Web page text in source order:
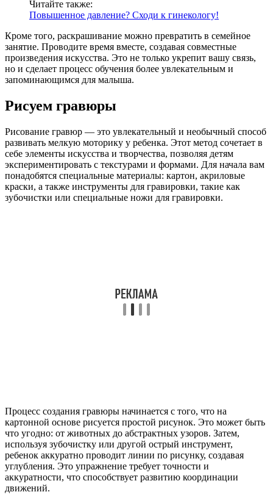
Читайте также:
Повышенное давление? Сходи к гинекологу!
Кроме того, раскрашивание можно превратить в семейное
занятие. Проводите время вместе, создавая совместные
произведения искусства. Это не только укрепит вашу связь,
но и сделает процесс обучения более увлекательным и
запоминающимся для малыша.
Рисуем гравюры
Рисование гравюр — это увлекательный и необычный способ
развивать мелкую моторику у ребенка. Этот метод сочетает в
себе элементы искусства и творчества, позволяя детям
экспериментировать с текстурами и формами. Для начала вам
понадобятся специальные материалы: картон, акриловые
краски, а также инструменты для гравировки, такие как
зубочистки или специальные ножи для гравировки.
Процесс создания гравюры начинается с того, что на
картонной основе рисуется простой рисунок. Это может быть
что угодно: от животных до абстрактных узоров. Затем,
используя зубочистку или другой острый инструмент,
ребенок аккуратно проводит линии по рисунку, создавая
углубления. Это упражнение требует точности и
аккуратности, что способствует развитию координации
движений.